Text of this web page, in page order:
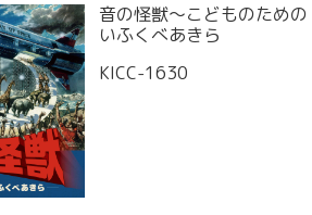
音の怪獣～こどものための
いふくべあきら
KICC-1630